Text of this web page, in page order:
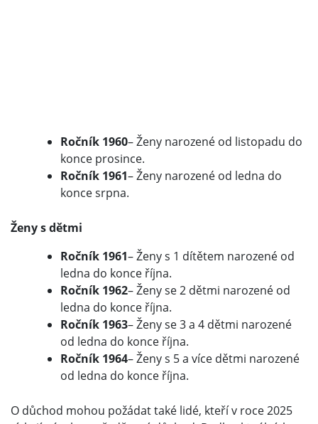
Ročník 1960– Ženy narozené od listopadu do
konce prosince.
Ročník 1961– Ženy narozené od ledna do
konce srpna.
Ženy s dětmi
Ročník 1961– Ženy s 1 dítětem narozené od
ledna do konce října.
Ročník 1962– Ženy se 2 dětmi narozené od
ledna do konce října.
Ročník 1963– Ženy se 3 a 4 dětmi narozené
od ledna do konce října.
Ročník 1964– Ženy s 5 a více dětmi narozené
od ledna do konce října.
O důchod mohou požádat také lidé, kteří v roce 2025